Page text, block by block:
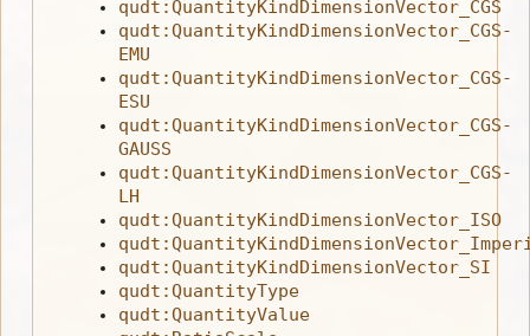
qudt:QuantityKindDimensionVector_CGS
qudt:QuantityKindDimensionVector_CGS-
EMU
qudt:QuantityKindDimensionVector_CGS-
ESU
qudt:QuantityKindDimensionVector_CGS-
GAUSS
qudt:QuantityKindDimensionVector_CGS-
LH
qudt:QuantityKindDimensionVector_ISO
qudt:QuantityKindDimensionVector_SI
qudt:QuantityType
qudt:QuantityValue